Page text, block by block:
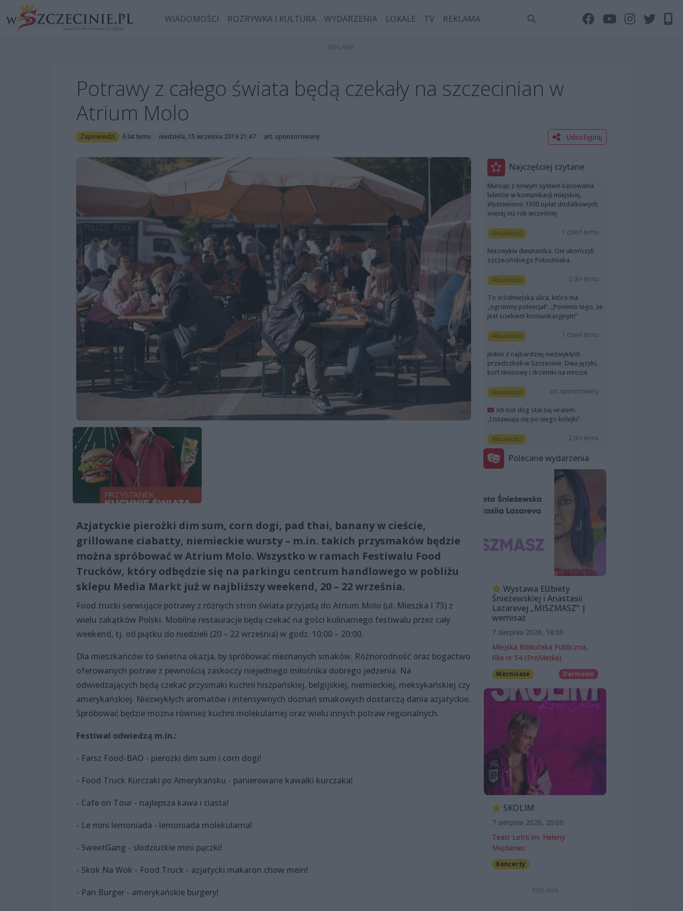
WIADOMOŚCI ROZRYWKA I KULTURA WYDARZENIA LOKALE TV REKLAMA
Potrawy z całego świata będą czekały na szczecinian w
Atrium Molo
Zapowiedzi 6 lat temu niedziela, 15 września 2019 21:47 art. sponsorowany Udostępnij
Azjatyckie pierożki dim sum, corn dogi, pad thai, banany w cieście,
grillowane ciabatty, niemieckie wursty – m.in. takich przysmaków będzie
można spróbować w Atrium Molo. Wszystko w ramach Festiwalu Food
Trucków, który odbędzie się na parkingu centrum handlowego w pobliżu
sklepu Media Markt już w najbliższy weekend, 20 – 22 września.
Food trucki serwujące potrawy z różnych stron świata przyjadą do Atrium Molo (ul. Mieszka I 73) z
wielu zakątków Polski. Mobilne restauracje będą czekać na gości kulinarnego festiwalu przez cały
weekend, tj. od piątku do niedzieli (20 – 22 września) w godz. 10:00 – 20:00.
Dla mieszkańców to świetna okazja, by spróbować nieznanych smaków. Różnorodność oraz bogactwo
oferowanych potraw z pewnością zaskoczy niejednego miłośnika dobrego jedzenia. Na
odwiedzających będą czekać przysmaki kuchni hiszpańskiej, belgijskiej, niemieckiej, meksykańskiej czy
amerykańskiej. Niezwykłych aromatów i intensywnych doznań smakowych dostarczą dania azjatyckie.
Spróbować będzie można również kuchni molekularnej oraz wielu innych potraw regionalnych.
Festiwal odwiedzą m.in.:
- Farsz Food-BAO - pierożki dim sum i corn dogi!
- Food Truck Kurczaki po Amerykańsku - panierowane kawałki kurczaka!
- Cafe on Tour - najlepsza kawa i ciasta!
- Le mini lemoniada - lemoniada molekularna!
- SweetGang - słodziutkie mini pączki!
- Skok Na Wok - Food Truck - azjatycki makaron chow mein!
- Pan Burger - amerykańskie burgery!
Najczęściej czytane
Miesiąc z nowym system kasowania
biletów w komunikacji miejskiej.
Wystawiono 1300 opłat dodatkowych
więcej niż rok wcześniej
Aktualności 1 dzień temu
Niezwykła dwunastka. Oni ukończyli
szczecińskiego Pobożniaka
Aktualności 2 dni temu
To śródmiejska ulica, która ma
„ogromny potencjał”. „Pomimo tego, że
jest ściekiem komunikacyjnym”
Aktualności 1 dzień temu
Jedno z najbardziej niezwykłych
przedszkoli w Szczecinie. Dwa języki,
kort tenisowy i drzemki na mrozie
Aktualności art. sponsorowany
Ich hot dog stał się viralem.
„Ustawiają się po niego kolejki”
Aktualności 2 dni temu
Polecane wydarzenia
Wystawa Elżbiety
Śnieżewskiej i Anastasii
Lazarevej „MISZMASZ” |
wernisaż
7 sierpnia 2026, 18:00
Miejska Biblioteka Publiczna,
filia nr 54 (ProMedia)
Wernisaże Darmowe
SKOLIM
7 sierpnia 2026, 20:00
Teatr Letni im. Heleny
Majdaniec
Koncerty